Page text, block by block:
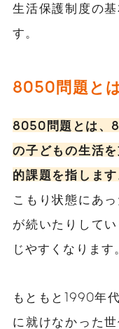
生活保護制度の
す。
8050問題と
8050問題とは、
の子どもの生活
的課題を指します
こもり状態にあ
が続いたりして
じやすくなります。
もともと1990年
に就けなかった